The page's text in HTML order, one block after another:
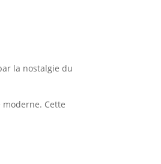
la nostalgie du
Cette